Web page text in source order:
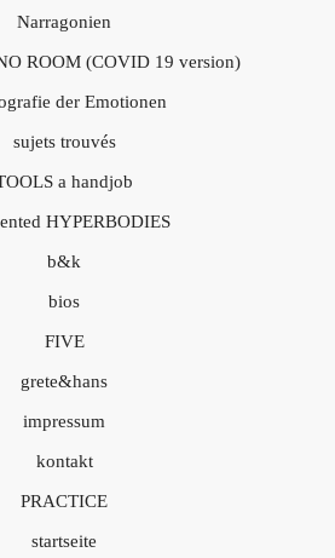
Narragonien
ROOM (COVID 19 version)
der Emotionen
sujets trouvés
a handjob
HYPERBODIES
b&k
bios
FIVE
grete&hans
impressum
kontakt
PRACTICE
startseite